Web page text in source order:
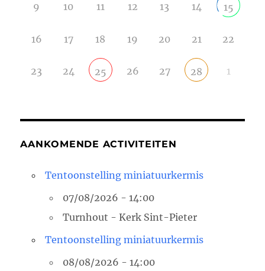
9 10 11 12 13 14 15
16 17 18 19 20 21 22
23 24 25 26 27 28 1
AANKOMENDE ACTIVITEITEN
Tentoonstelling miniatuurkermis
07/08/2026 - 14:00
Turnhout - Kerk Sint-Pieter
Tentoonstelling miniatuurkermis
08/08/2026 - 14:00